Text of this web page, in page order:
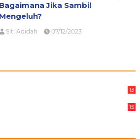
Bagaimana Jika Sambil
Mengeluh?
Siti Adidah 07/12/2023
13
15